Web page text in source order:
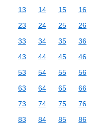
13
14 15 16
23
24 25 26
33
34 35 36
43
44 45 46
53
54 55 56
63
64 65 66
73
74 75 76
83
84 85 86